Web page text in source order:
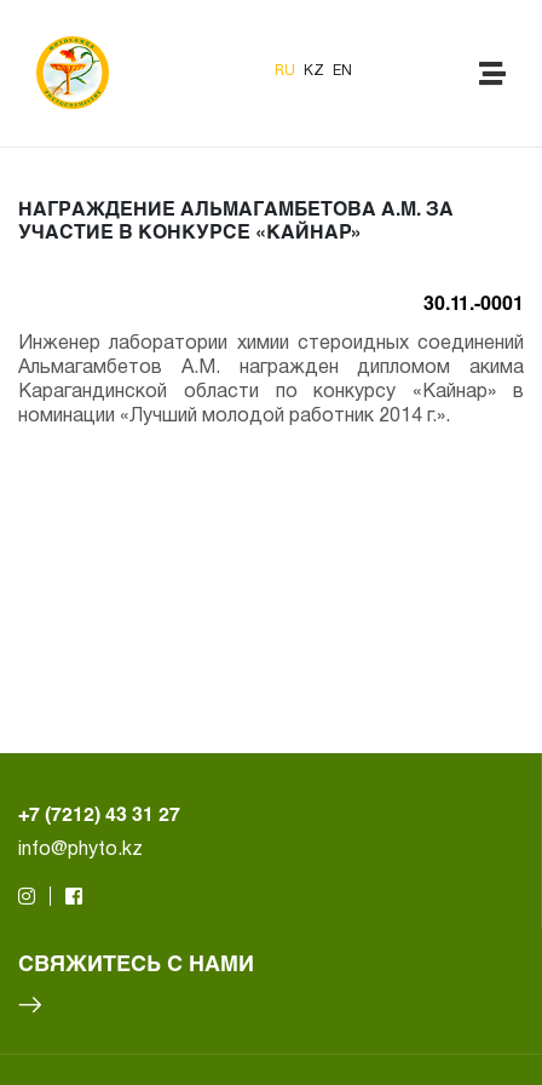
RU KZ EN
НАГРАЖДЕНИЕ АЛЬМАГАМБЕТОВА А.М. ЗА
УЧАСТИЕ В КОНКУРСЕ «КАЙНАР»
30.11.-0001
Инженер лаборатории химии стероидных соединений
Альмагамбетов А.М. награжден дипломом акима
Карагандинской области по конкурсу «Кайнар» в
номинации «Лучший молодой работник 2014 г.».
+7 (7212) 43 31 27
info@phyto.kz
СВЯЖИТЕСЬ С НАМИ